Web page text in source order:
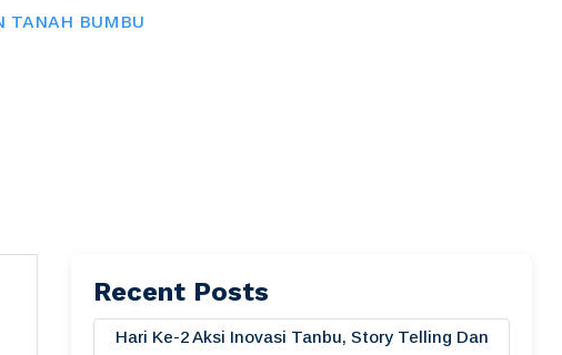
TANAH BUMBU
Recent Posts
Hari Ke-2 Aksi Inovasi Tanbu, Story Telling Dan